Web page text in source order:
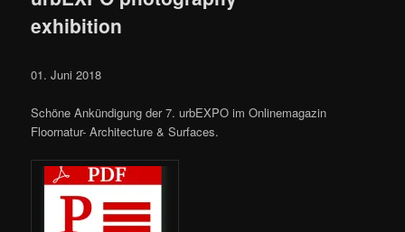
exhibition
01. Juni 2018
Schöne Ankündigung der 7. urbEXPO im Onlinemagazin
Floornatur- Architecture & Surfaces.